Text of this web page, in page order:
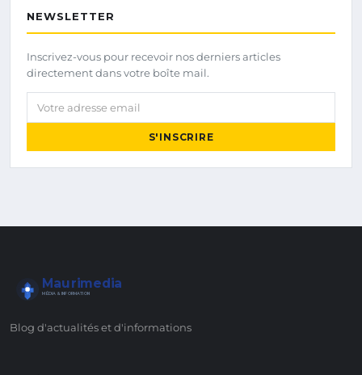
NEWSLETTER
Inscrivez-vous pour recevoir nos derniers articles
directement dans votre boîte mail.
Votre adresse email
S'INSCRIRE
Maurimedia
MÉDIA & INFORMATION
Blog d'actualités et d'informations